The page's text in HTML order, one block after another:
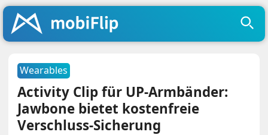
Wearables
Activity Clip für UP-Armbänder:
Jawbone bietet kostenfreie
Verschluss-Sicherung